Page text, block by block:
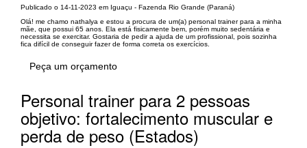
Publicado o 14-11-2023 em Iguaçu - Fazenda Rio Grande (Paraná)
Olá! me chamo nathalya e estou a procura de um(a) personal trainer para a minha
mãe, que possui 65 anos. Ela está fisicamente bem, porém muito sedentária e
necessita se exercitar. Gostaria de pedir a ajuda de um profissional, pois sozinha
fica difícil de conseguir fazer de forma correta os exercícios.
Peça um orçamento
Personal trainer para 2 pessoas
objetivo: fortalecimento muscular e
perda de peso (Estados)